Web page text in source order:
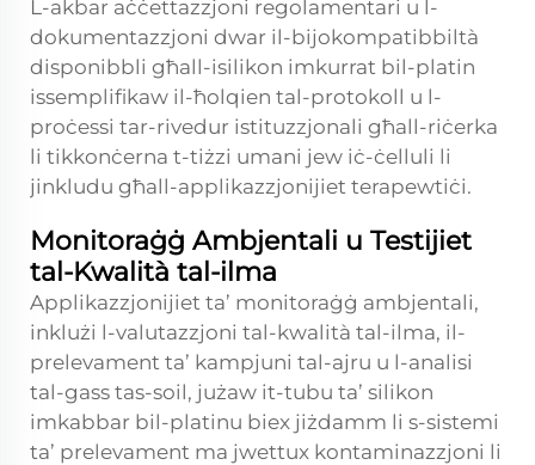
L-akbar aċċettazzjoni regolamentari u l-
dokumentazzjoni dwar il-bijokompatibbiltà
disponibbli għall-isilikon imkurrat bil-platin
issemplifikaw il-ħolqien tal-protokoll u l-
proċessi tar-rivedur istituzzjonali għall-riċerka
li tikkonċerna t-tiżzi umani jew iċ-ċelluli li
jinkludu għall-applikazzjonijiet terapewtiċi.
Monitoraġġ Ambjentali u Testijiet
tal-Kwalità tal-ilma
Applikazzjonijiet ta’ monitoraġġ ambjentali,
inklużi l-valutazzjoni tal-kwalità tal-ilma, il-
prelevament ta’ kampjuni tal-ajru u l-analisi
tal-gass tas-soil, jużaw it-tubu ta’ silikon
imkabbar bil-platinu biex jiżdamm li s-sistemi
ta’ prelevament ma jwettux kontaminazzjoni li